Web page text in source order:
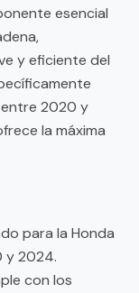
esencial
y eficiente del
entre 2020 y
la máxima
para la Honda
y 2024.
con los